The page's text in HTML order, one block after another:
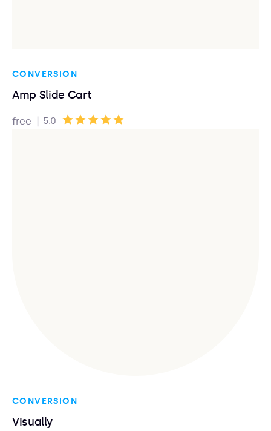
CONVERSION
Amp Slide Cart
free | 5.0
CONVERSION
Visually